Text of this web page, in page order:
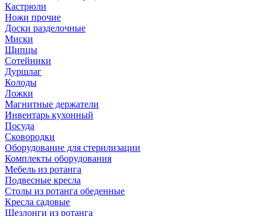
Кастрюли
Ножи прочие
Доски разделочные
Миски
Щипцы
Сотейники
Дуршлаг
Колоды
Ложки
Магнитные держатели
Инвентарь кухонный
Посуда
Сковородки
Оборудование для стерилизации
Комплекты оборудования
Мебель из ротанга
Подвесные кресла
Столы из ротанга обеденные
Кресла садовые
Шезлонги из ротанга